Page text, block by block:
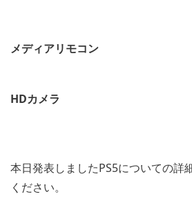
メディアリモコン
HDカメラ
本日発表しましたPS5についての詳
ください。